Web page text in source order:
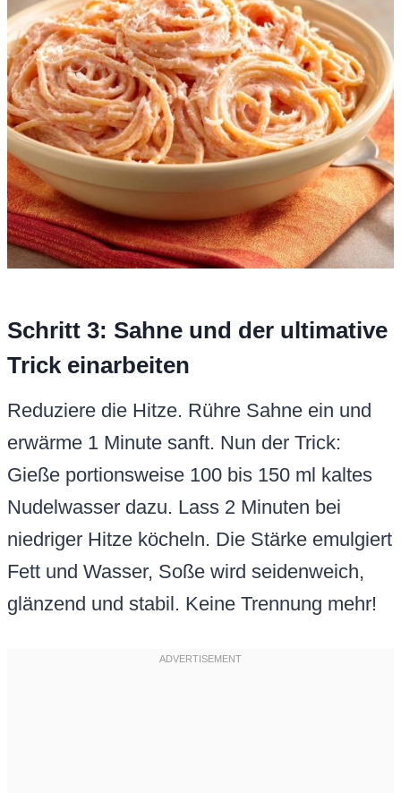
Schritt 3: Sahne und der ultimative
Trick einarbeiten
Reduziere die Hitze. Rühre Sahne ein und
erwärme 1 Minute sanft. Nun der Trick:
Gieße portionsweise 100 bis 150 ml kaltes
Nudelwasser dazu. Lass 2 Minuten bei
niedriger Hitze köcheln. Die Stärke emulgiert
Fett und Wasser, Soße wird seidenweich,
glänzend und stabil. Keine Trennung mehr!